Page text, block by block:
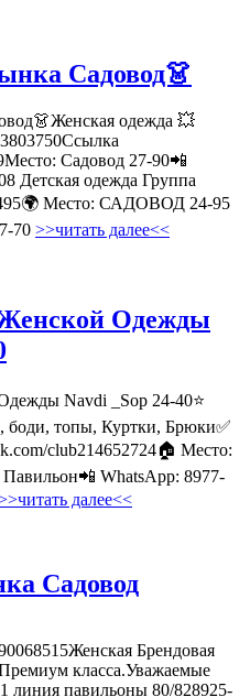
Садовод👗
одежда 💥
Садовод 27-90📲
Детская одежда Группа
Место: САДОВОД 24-95
70 >>читать далее<<
Одежды
Navdi _Sop 24-40⭐
боди, топы, Куртки, Брюки✅
club214652724🏠 Место:
WhatsApp: 8977-
далее<<
Садовод
Брендовая
класса.Уважаемые
павильоны 80/828925-